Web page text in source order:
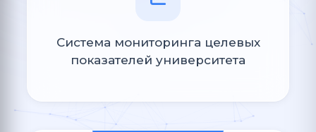
Система мониторинга целевых
показателей университета